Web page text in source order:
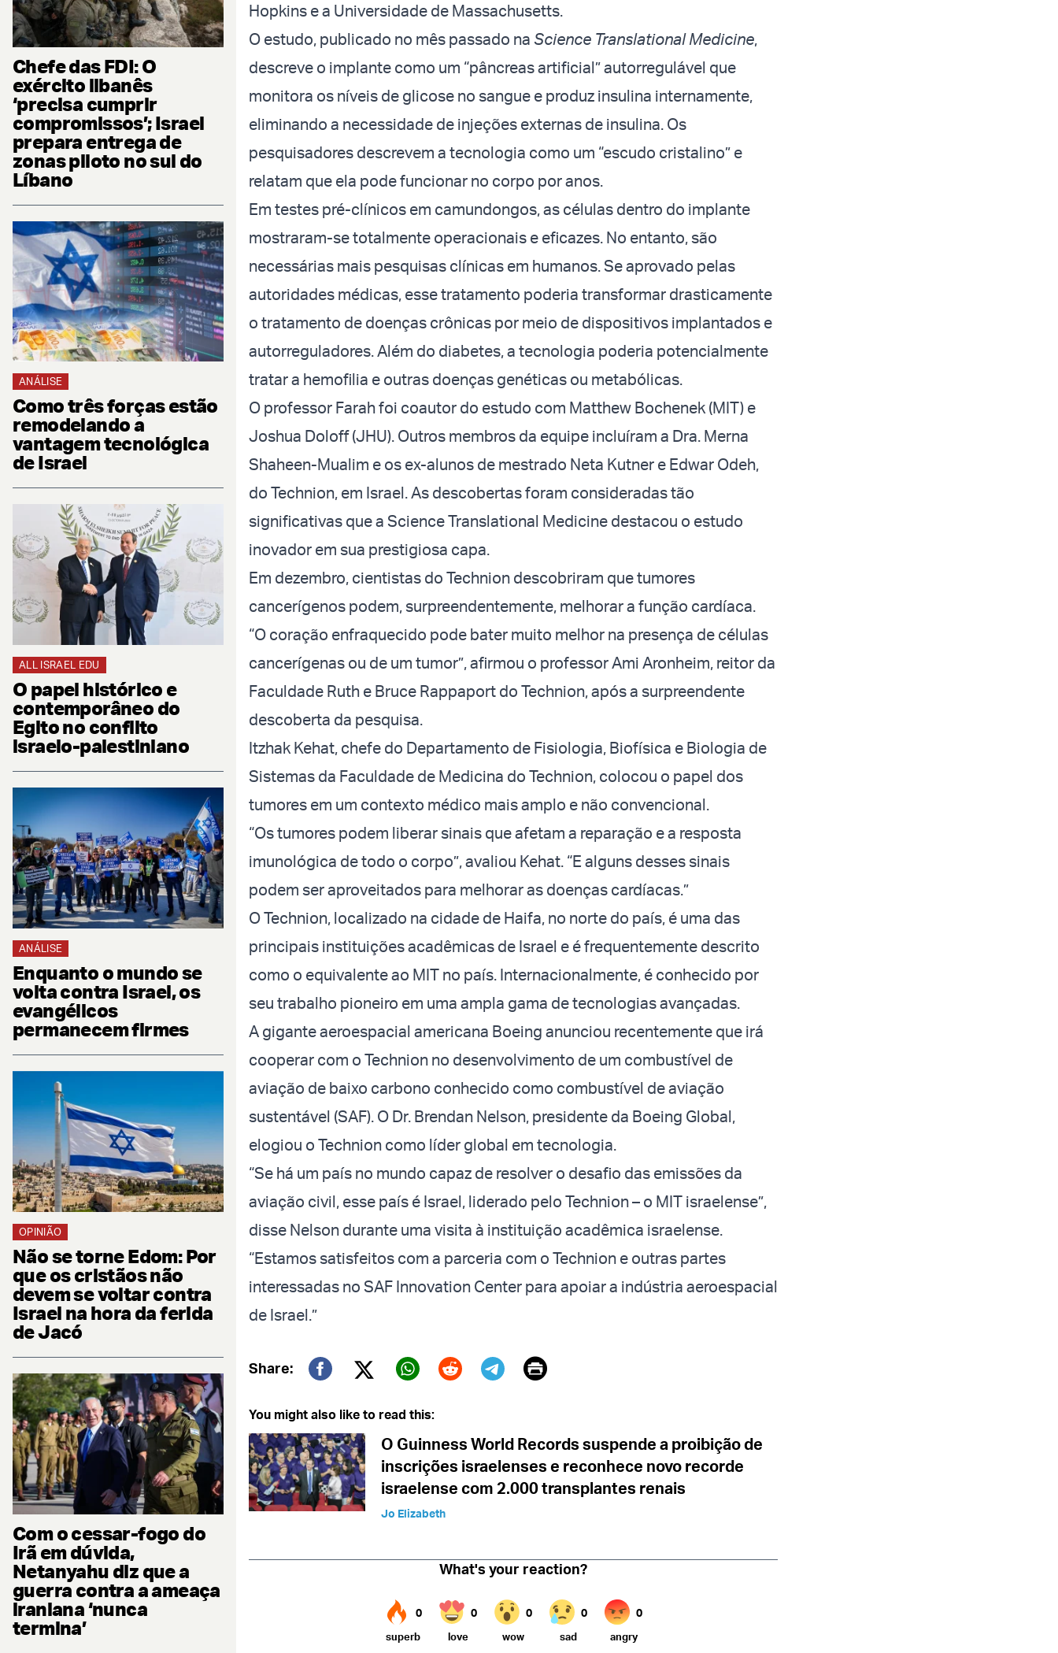
Chefe das FDI: O
exército libanês
‘precisa cumprir
compromissos’; Israel
prepara entrega de
zonas piloto no sul do
Líbano
ANÁLISE
Como três forças estão
remodelando a
vantagem tecnológica
de Israel
ALL ISRAEL EDU
O papel histórico e
contemporâneo do
Egito no conflito
israelo-palestiniano
ANÁLISE
Enquanto o mundo se
volta contra Israel, os
evangélicos
permanecem firmes
OPINIÃO
Não se torne Edom: Por
que os cristãos não
devem se voltar contra
Israel na hora da ferida
de Jacó
Com o cessar-fogo do
Irã em dúvida,
Netanyahu diz que a
guerra contra a ameaça
iraniana ‘nunca
termina’
Hopkins e a Universidade de Massachusetts.
O estudo, publicado no mês passado na Science Translational Medicine,
descreve o implante como um “pâncreas artificial” autorregulável que
monitora os níveis de glicose no sangue e produz insulina internamente,
eliminando a necessidade de injeções externas de insulina. Os
pesquisadores descrevem a tecnologia como um “escudo cristalino” e
relatam que ela pode funcionar no corpo por anos.
Em testes pré-clínicos em camundongos, as células dentro do implante
mostraram-se totalmente operacionais e eficazes. No entanto, são
necessárias mais pesquisas clínicas em humanos. Se aprovado pelas
autoridades médicas, esse tratamento poderia transformar drasticamente
o tratamento de doenças crônicas por meio de dispositivos implantados e
autorreguladores. Além do diabetes, a tecnologia poderia potencialmente
tratar a hemofilia e outras doenças genéticas ou metabólicas.
O professor Farah foi coautor do estudo com Matthew Bochenek (MIT) e
Joshua Doloff (JHU). Outros membros da equipe incluíram a Dra. Merna
Shaheen-Mualim e os ex-alunos de mestrado Neta Kutner e Edwar Odeh,
do Technion, em Israel. As descobertas foram consideradas tão
significativas que a Science Translational Medicine destacou o estudo
inovador em sua prestigiosa capa.
Em dezembro, cientistas do Technion descobriram que tumores
cancerígenos podem, surpreendentemente, melhorar a função cardíaca.
“O coração enfraquecido pode bater muito melhor na presença de células
cancerígenas ou de um tumor”, afirmou o professor Ami Aronheim, reitor da
Faculdade Ruth e Bruce Rappaport do Technion, após a surpreendente
descoberta da pesquisa.
Itzhak Kehat, chefe do Departamento de Fisiologia, Biofísica e Biologia de
Sistemas da Faculdade de Medicina do Technion, colocou o papel dos
tumores em um contexto médico mais amplo e não convencional.
“Os tumores podem liberar sinais que afetam a reparação e a resposta
imunológica de todo o corpo”, avaliou Kehat. “E alguns desses sinais
podem ser aproveitados para melhorar as doenças cardíacas.”
O Technion, localizado na cidade de Haifa, no norte do país, é uma das
principais instituições acadêmicas de Israel e é frequentemente descrito
como o equivalente ao MIT no país. Internacionalmente, é conhecido por
seu trabalho pioneiro em uma ampla gama de tecnologias avançadas.
A gigante aeroespacial americana Boeing anunciou recentemente que irá
cooperar com o Technion no desenvolvimento de um combustível de
aviação de baixo carbono conhecido como combustível de aviação
sustentável (SAF). O Dr. Brendan Nelson, presidente da Boeing Global,
elogiou o Technion como líder global em tecnologia.
“Se há um país no mundo capaz de resolver o desafio das emissões da
aviação civil, esse país é Israel, liderado pelo Technion – o MIT israelense”,
disse Nelson durante uma visita à instituição acadêmica israelense.
“Estamos satisfeitos com a parceria com o Technion e outras partes
interessadas no SAF Innovation Center para apoiar a indústria aeroespacial
de Israel.”
Share:
Twitter (X)
Print
You might also like to read this:
O Guinness World Records suspende a proibição de
inscrições israelenses e reconhece novo recorde
israelense com 2.000 transplantes renais
Jo Elizabeth